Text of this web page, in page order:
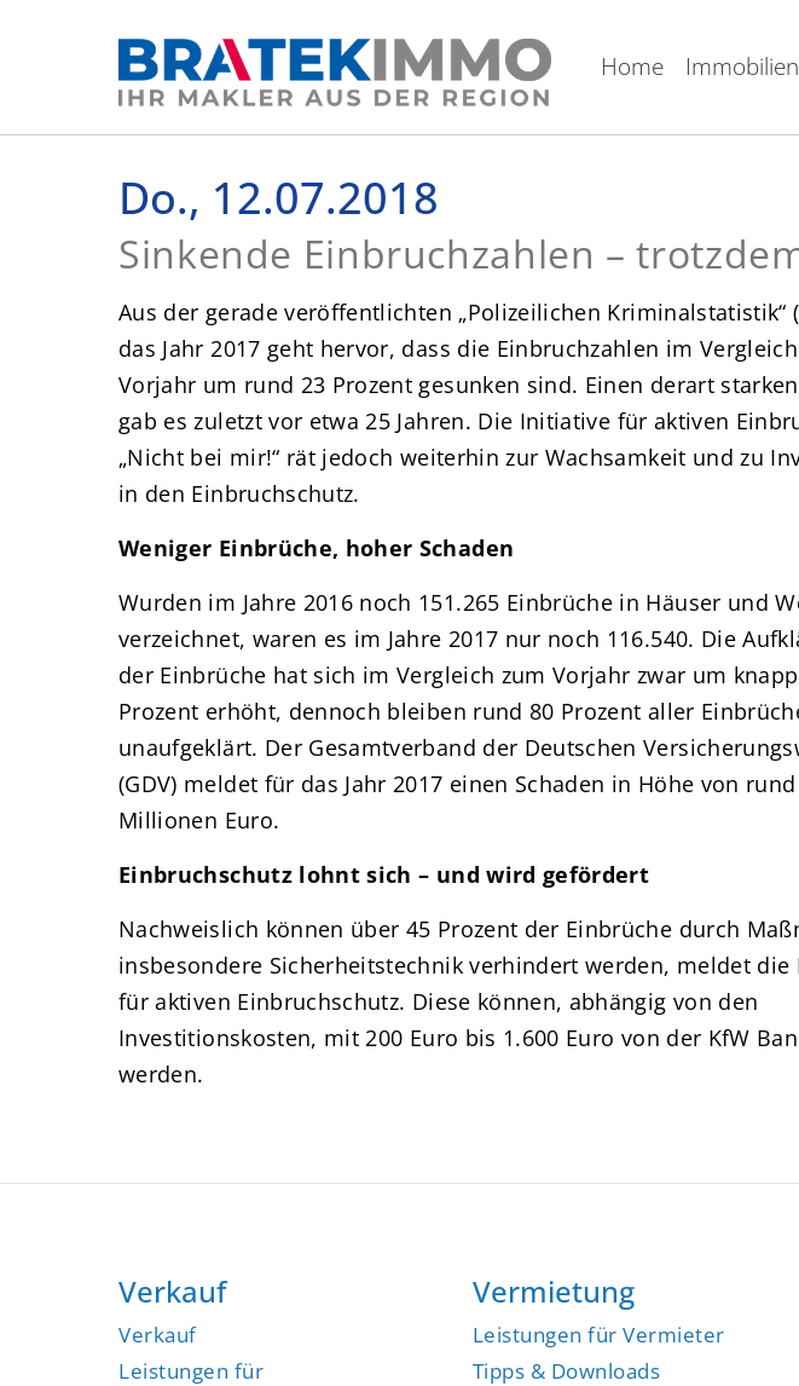
Home
Do., 12.07.2018
Sinkende Einbruchzahlen –
Aus der gerade veröffentlichten „Polizeilichen Kriminalstatistik“
das Jahr 2017 geht hervor, dass die Einbruchzahlen im
Vorjahr um rund 23 Prozent gesunken sind. Einen derart
gab es zuletzt vor etwa 25 Jahren. Die Initiative für aktiven
„Nicht bei mir!“ rät jedoch weiterhin zur Wachsamkeit und zu
in den Einbruchschutz.
Weniger Einbrüche, hoher Schaden
Wurden im Jahre 2016 noch 151.265 Einbrüche in Häuser und
verzeichnet, waren es im Jahre 2017 nur noch 116.540. Die
der Einbrüche hat sich im Vergleich zum Vorjahr zwar um
Prozent erhöht, dennoch bleiben rund 80 Prozent aller
unaufgeklärt. Der Gesamtverband der Deutschen
(GDV) meldet für das Jahr 2017 einen Schaden in Höhe von
Millionen Euro.
Einbruchschutz lohnt sich – und wird gefördert
Nachweislich können über 45 Prozent der Einbrüche durch
insbesondere Sicherheitstechnik verhindert werden, meldet die
für aktiven Einbruchschutz. Diese können, abhängig von den
Investitionskosten, mit 200 Euro bis 1.600 Euro von der KfW
werden.
Verkauf
Verkauf
Leistungen für
Vermietung
Leistungen für Vermieter
Tipps & Downloads